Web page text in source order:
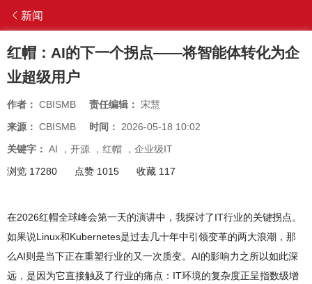
新闻
红帽：AI的下一个拐点——将智能体转化为企
业超级用户
作者： CBISMB 责任编辑： 宋慧
来源： CBISMB 时间： 2026-05-18 10:02
关键字： AI ， 开源 ， 红帽 ， 企业级IT
浏览 17280
点赞 1015 收藏 117
在2026红帽全球峰会第一天的演讲中，我探讨了IT行业的关键拐点。
如果说Linux和Kubernetes是过去几十年中引领变革的两大浪潮，那
么AI则是当下正在重塑行业的又一次质变。AI的影响力之所以如此深
远，是因为它直接触及了行业的痛点：IT环境的复杂度正呈指数级增